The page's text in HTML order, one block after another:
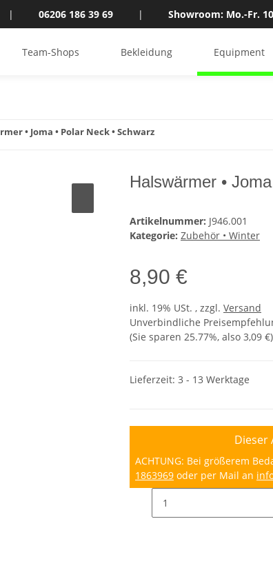
| 06206 186 39 69 | Showroom: Mo.-Fr.
Team-Shops Bekleidung Equipment
• Joma • Polar Neck • Schwarz
Halswärmer •
Artikelnummer: J946.001
Kategorie: Zubehör • Winter
8,90 €
inkl. 19% USt. , zzgl. Versand
Unverbindliche
(Sie sparen 25.77%, also 3,09 €)
Lieferzeit: 3 - 13 Werktage
Dieser
ACHTUNG: Bei größerem
1863969 oder per Mail an